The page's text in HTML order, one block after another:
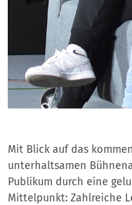
Mit Blick auf das
unterhaltsamen
Publikum durch eine
Mittelpunkt: Zahlreiche